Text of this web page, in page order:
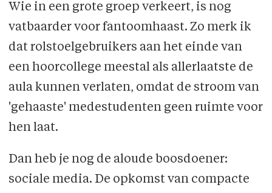
Wie in een grote groep verkeert, is nog
vatbaar­der voor fantoomhaast. Zo merk ik
dat rolstoelgebruikers aan het einde van
een hoorcollege meestal als allerlaatste de
aula kunnen verlaten, omdat de stroom van
'gehaaste' medestudenten geen ruimte voor
hen laat.
Dan heb je nog de aloude boosdoener:
sociale media. De opkomst van compacte